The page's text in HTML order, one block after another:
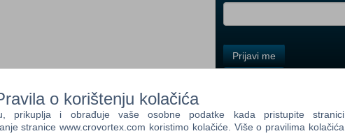
Field
Prijavi me
o korištenju kolačića
prikuplja i obrađuje vaše osobne podatke kada pristupite stranici
stranice www.crovortex.com koristimo kolačiće. Više o pravilima kolačića